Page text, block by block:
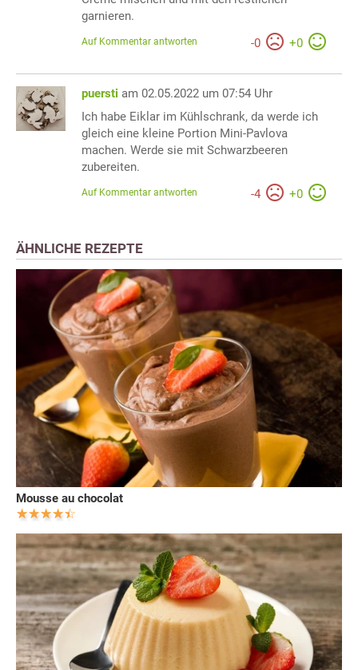
garnieren.
-0 +0
Auf Kommentar antworten
puersti am 02.05.2022 um 07:54 Uhr
Ich habe Eiklar im Kühlschrank, da werde ich
gleich eine kleine Portion Mini-Pavlova
machen. Werde sie mit Schwarzbeeren
zubereiten.
-4 +0
Auf Kommentar antworten
ÄHNLICHE REZEPTE
Mousse au chocolat